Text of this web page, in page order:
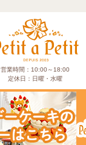
営業時間：10:00～18:00
定休日：日曜・水曜